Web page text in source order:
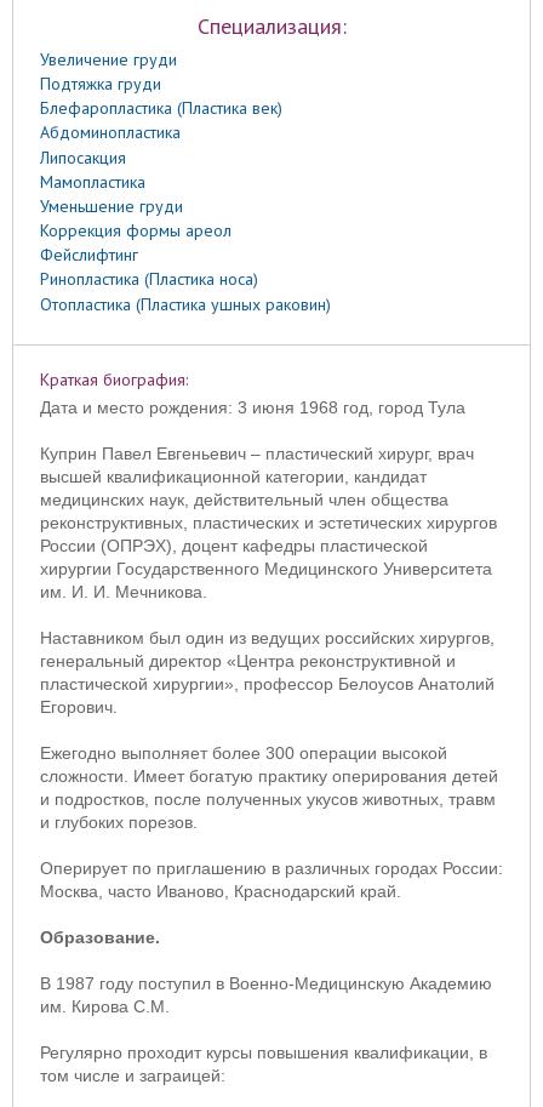
Специализация:
Увеличение груди
Подтяжка груди
Блефаропластика (Пластика век)
Абдоминопластика
Липосакция
Мамопластика
Уменьшение груди
Коррекция формы ареол
Фейслифтинг
Ринопластика (Пластика носа)
Отопластика (Пластика ушных раковин)
Краткая биография:
Дата и место рождения: 3 июня 1968 год, город Тула
Куприн Павел Евгеньевич – пластический хирург, врач
высшей квалификационной категории, кандидат
медицинских наук, действительный член общества
реконструктивных, пластических и эстетических хирургов
России (ОПРЭХ), доцент кафедры пластической
хирургии Государственного Медицинского Университета
им. И. И. Мечникова.
Наставником был один из ведущих российских хирургов,
генеральный директор «Центра реконструктивной и
пластической хирургии», профессор Белоусов Анатолий
Егорович.
Ежегодно выполняет более 300 операции высокой
сложности. Имеет богатую практику оперирования детей
и подростков, после полученных укусов животных, травм
и глубоких порезов.
Оперирует по приглашению в различных городах России:
Москва, часто Иваново, Краснодарский край.
Образование.
В 1987 году поступил в Военно-Медицинскую Академию
им. Кирова С.М.
Регулярно проходит курсы повышения квалификации, в
том числе и заграицей: